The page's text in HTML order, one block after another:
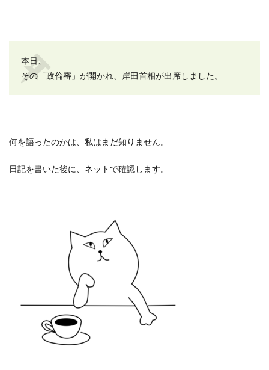
本日、
その「政倫審」が開かれ、岸田首相が出席しました。
何を語ったのかは、私はまだ知りません。
日記を書いた後に、ネットで確認します。